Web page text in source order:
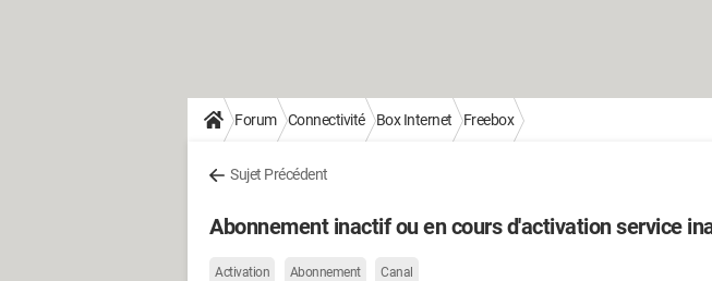
Forum Connectivité Box Internet Freebox
Sujet Précédent
Abonnement inactif ou en cours d'activation service
Activation Abonnement Canal